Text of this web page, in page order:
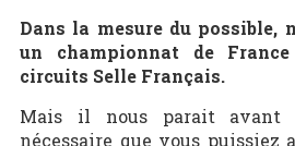
Dans la mesure du possible,
un championnat de
circuits Selle Français.
Mais il nous parait avant
nécessaire que vous puissiez